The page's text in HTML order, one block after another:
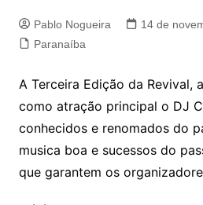
Pablo Nogueira 14 de
Paranaíba
A Terceira Edição da Revival,
como atração principal o DJ
conhecidos e renomados do
musica boa e sucessos do
que garantem os